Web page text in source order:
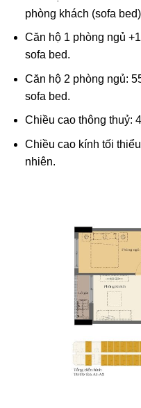
phòng khách (sofa
Căn hộ 1 phòng ngủ
sofa bed.
Căn hộ 2 phòng ngủ:
sofa bed.
Chiều cao thông thuỷ:
Chiều cao kính tối
nhiên.